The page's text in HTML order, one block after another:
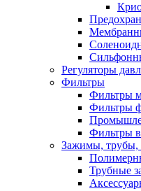
Регуляторы
Фильтры
Фильтры
Фильтры
Фильтры
Зажимы, трубы,
Трубные